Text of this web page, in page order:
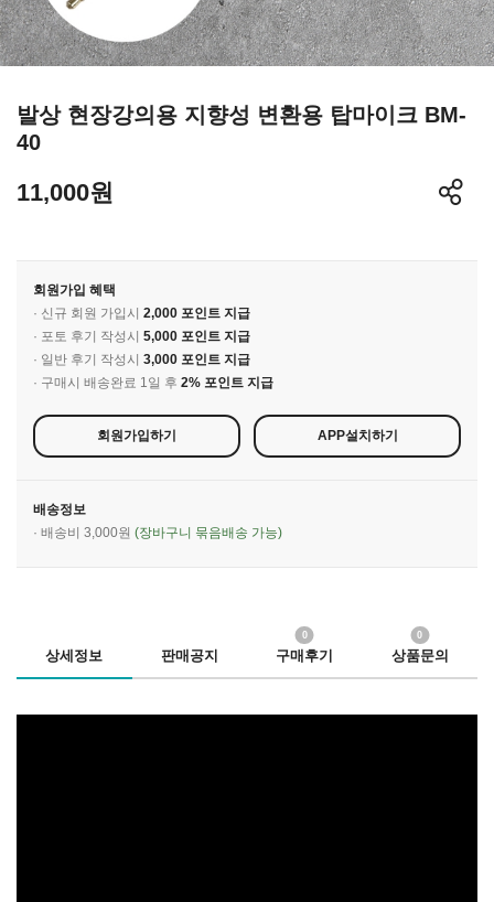
발상 현장강의용 지향성 변환용 탑마이크 BM-
40
11,000원
회원가입 혜택
· 신규 회원 가입시 2,000 포인트 지급
· 포토 후기 작성시 5,000 포인트 지급
· 일반 후기 작성시 3,000 포인트 지급
· 구매시 배송완료 1일 후 2% 포인트 지급
회원가입하기 APP설치하기
배송정보
· 배송비 3,000원 (장바구니 묶음배송 가능)
상세정보 판매공지 구매후기
0
상품문의
0